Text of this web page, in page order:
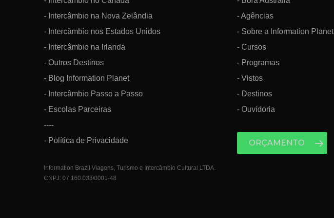
- Intercâmbio na Nova Zelândia
- Intercâmbio nos Estados Unidos
- Intercâmbio na Irlanda
- Outros Destinos
- Blog Information Planet
- Intercâmbio Passo a Passo
- Escolas Parceiras
----
- Política de Privacidade
Information Brazil Viagens, Turismo e Intercâmbio Cultural LTDA.
CNPJ: 07.160.033/0001-48
- Agências
- Sobre a Information Planet
- Cursos
- Programas
- Vistos
- Destinos
- Ouvidoria
ORÇAMENTO